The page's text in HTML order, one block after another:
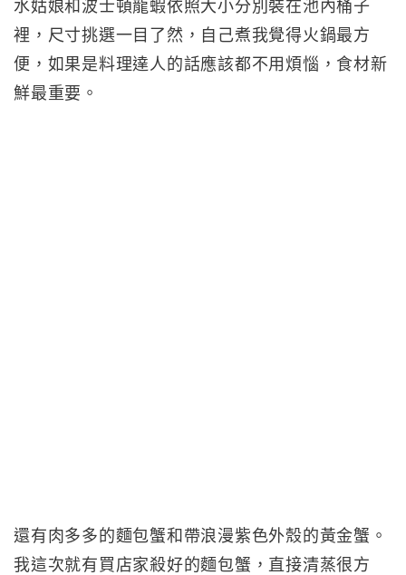
水姑娘和波士頓龍蝦依照大小分別裝在池內桶子
裡，尺寸挑選一目了然，自己煮我覺得火鍋最方
便，如果是料理達人的話應該都不用煩惱，食材新
鮮最重要。
還有肉多多的麵包蟹和帶浪漫紫色外殼的黃金蟹。
我這次就有買店家殺好的麵包蟹，直接清蒸很方